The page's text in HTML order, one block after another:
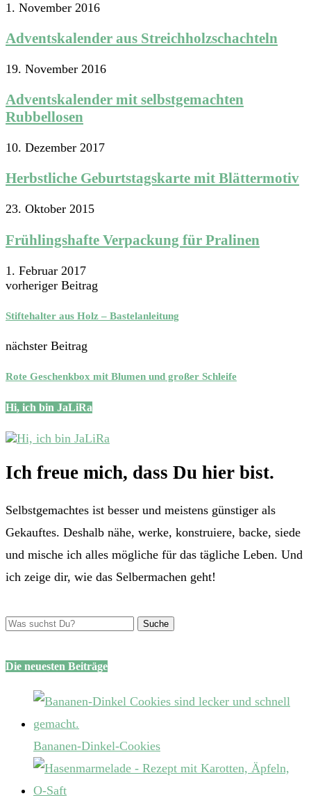
1. November 2016
Adventskalender aus Streichholzschachteln
19. November 2016
Adventskalender mit selbstgemachten
Rubbellosen
10. Dezember 2017
Herbstliche Geburtstagskarte mit Blättermotiv
23. Oktober 2015
Frühlingshafte Verpackung für Pralinen
1. Februar 2017
vorheriger Beitrag
Stiftehalter aus Holz – Bastelanleitung
nächster Beitrag
Rote Geschenkbox mit Blumen und großer Schleife
Hi, ich bin JaLiRa
Ich freue mich, dass Du hier bist.
Selbstgemachtes ist besser und meistens günstiger als
Gekauftes. Deshalb nähe, werke, konstruiere, backe, siede
und mische ich alles mögliche für das tägliche Leben. Und
ich zeige dir, wie das Selbermachen geht!
Die neuesten Beiträge
Bananen-Dinkel-Cookies